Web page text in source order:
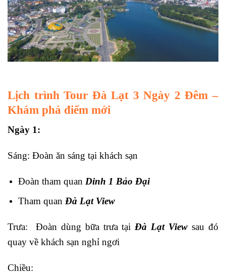
Lịch trình Tour Đà Lạt 3 Ngày 2 Đêm –
Khám phá điểm mới
Ngày 1:
Sáng: Đoàn ăn sáng tại khách sạn
Đoàn tham quan Dinh 1 Bảo Đại
Tham quan Đà Lạt View
Trưa: Đoàn dùng bữa trưa tại Đà Lạt Viewsau đó
quay về khách sạn nghỉ ngơi
Chiều: